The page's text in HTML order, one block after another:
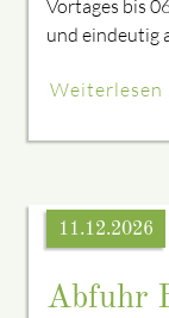
Vortages bis
und eindeutig
Weiterlesen
Abfuhr
11.12.2026